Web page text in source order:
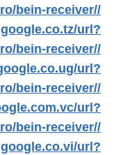
bein-receiver//
url?
bein-receiver//
url?
bein-receiver//
url?
bein-receiver//
url?